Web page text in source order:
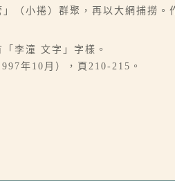
（小捲）群聚，再以大網捕撈
李潼 文字」字樣。
年10月），頁210-215。